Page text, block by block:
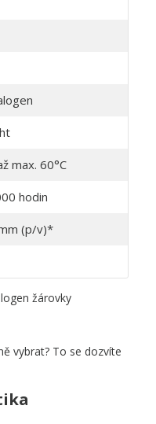
max. 60°C
hodin
(p/v)*
žárovky
vybrat? To se dozvíte